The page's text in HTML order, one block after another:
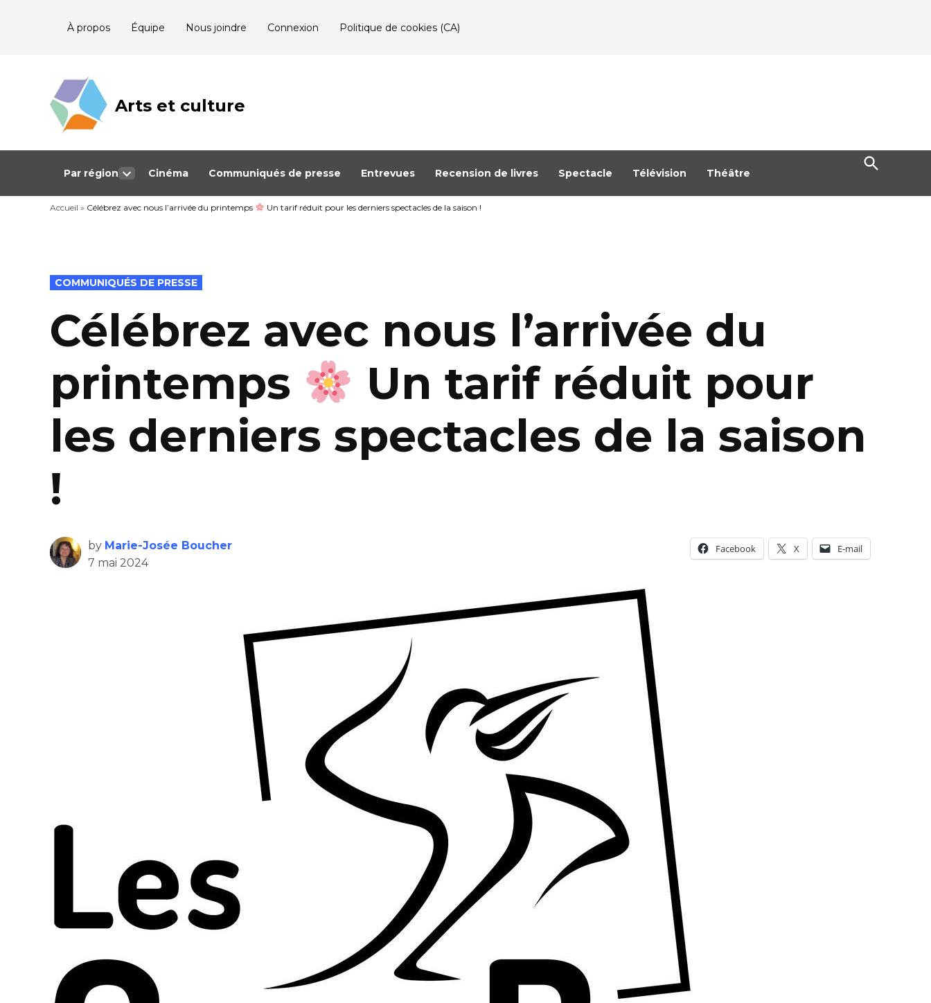
À propos Équipe Nous joindre Connexion Politique de cookies (CA)
Arts et culture
Journalisme
Québec
Par région
dropdown
menu
Cinéma Communiqués de presse Entrevues Recension de livres Spectacle Télévision Théâtre
Open
Search
Accueil » Célébrez avec nous l’arrivée du printemps Un tarif réduit pour les derniers spectacles de la saison !
POSTED
IN
COMMUNIQUÉS DE PRESSE
Célébrez avec nous l’arrivée du
printemps
Un tarif réduit pour
les derniers spectacles de la saison
!
by Marie-Josée Boucher
7 mai 2024
Facebook X E-mail